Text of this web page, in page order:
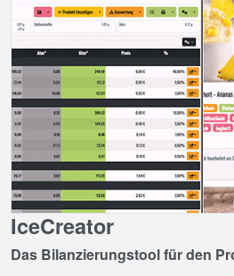
IceCreator
Das Bilanzierungstool für den